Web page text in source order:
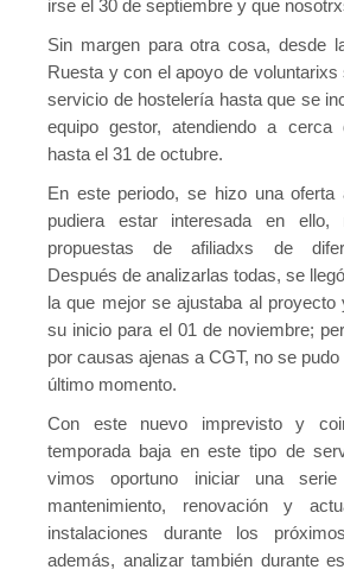
Conveni Col·lectiu de Consultoria i
Conveni Col·lectiu d’Enginyeria i
Conveni Col·lectiu d’Oficines i
Entitats de crèdit i asseguradores
Conveni Col·lectiu d’Assegurances
Tablas salariales del Convenio de
Conveni Col·lectiu de Banca 2015-
Conveni Col·lectiu d’Establiments
Eleccions Sindicals
Pensionistes
irse el 30 de septiembre y que
Sin margen para otra cosa, desde
Ruesta y con el apoyo de voluntarixs
servicio de hostelería hasta que se
equipo gestor, atendiendo a cerca
hasta el 31 de octubre.
En este periodo, se hizo una oferta
pudiera estar interesada en ello,
propuestas de afiliadxs de
Después de analizarlas todas, se
la que mejor se ajustaba al proyecto
su inicio para el 01 de noviembre;
por causas ajenas a CGT, no se
último momento.
Con este nuevo imprevisto y
temporada baja en este tipo de
vimos oportuno iniciar una
mantenimiento, renovación y
instalaciones durante los
además, analizar también durante